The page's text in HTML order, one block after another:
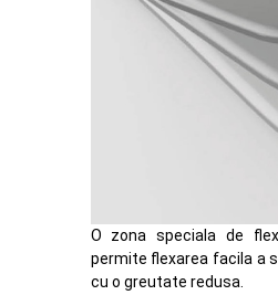
O zona speciala de
permite flexarea facila a
cu o greutate redusa.